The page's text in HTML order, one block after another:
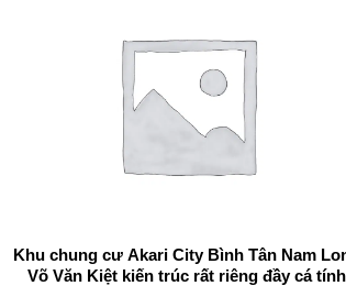
Khu chung cư Akari City Bình Tân Nam
Võ Văn Kiệt kiến trúc rất riêng đầy cá tính